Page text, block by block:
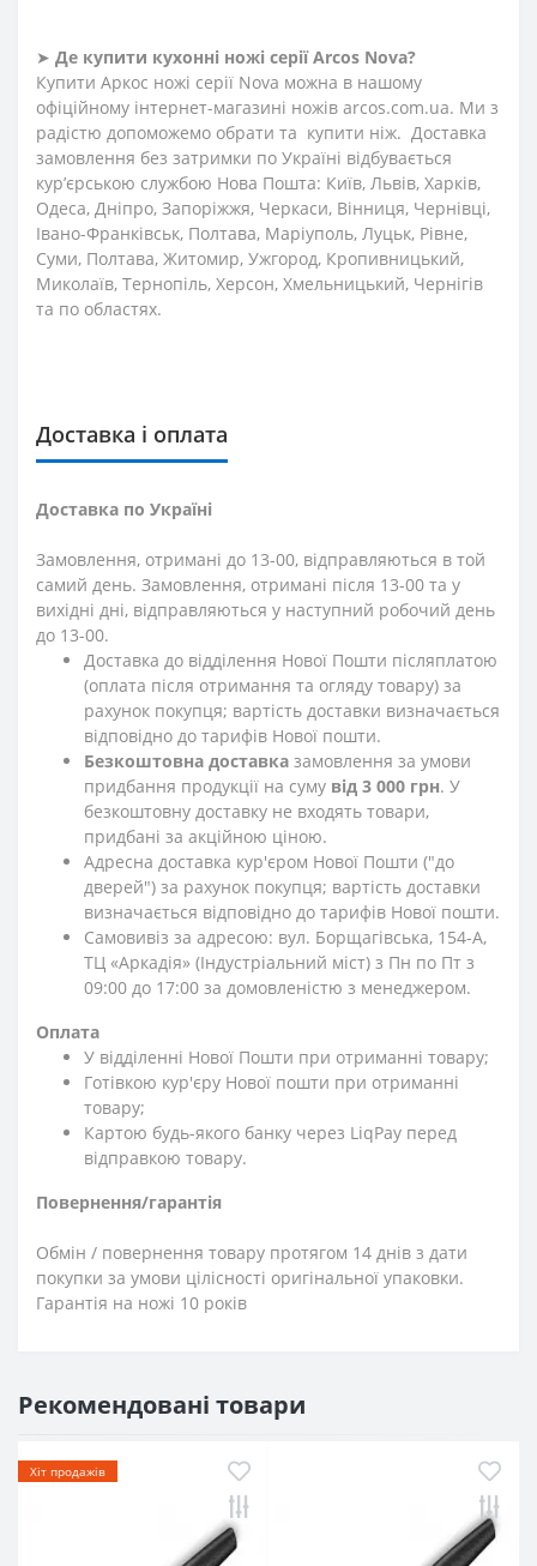
➤ Де купити кухонні ножі серіїArcos Nova?
Купити Аркос ножі серії Nova можна в нашому
офіційному інтернет-магазині ножів arcos.com.ua. Ми з
радістю допоможемо обрати та купити ніж. Доставка
замовлення без затримки по Україні відбувається
кур’єрською службою Нова Пошта: Київ, Львів, Харків,
Одеса, Дніпро, Запоріжжя, Черкаси, Вінниця, Чернівці,
Івано-Франківськ, Полтава, Маріуполь, Луцьк, Рівне,
Суми, Полтава, Житомир, Ужгород, Кропивницький,
Миколаїв, Тернопіль, Херсон, Хмельницький, Чернігів
та по областях.
Доставка і оплата
Доставка по Україні
Замовлення, отримані до 13-00, відправляються в той
самий день. Замовлення, отримані після 13-00 та у
вихідні дні, відправляються у наступний робочий день
до 13-00.
Доставка до відділення Нової Пошти післяплатою
(оплата після отримання та огляду товару) за
рахунок покупця; вартість доставки визначається
відповідно до тарифів Нової пошти.
Безкоштовна доставка замовлення за умови
придбання продукції на суму від 3 000 грн. У
безкоштовну доставку не входять товари,
придбані за акційною ціною.
Адресна доставка кур'єром Нової Пошти ("до
дверей") за рахунок покупця; вартість доставки
визначається відповідно до тарифів Нової пошти.
Самовивіз за адресою: вул. Борщагівська, 154-А,
ТЦ «Аркадія» (Індустріальний міст) з Пн по Пт з
09:00 до 17:00 за домовленістю з менеджером.
Оплата
У відділенні Нової Пошти при отриманні товару;
Готівкою кур'єру Нової пошти при отриманні
товару;
Картою будь-якого банку через LiqPay перед
відправкою товару.
Повернення/гарантія
Обмін / повернення товару протягом 14 днів з дати
покупки за умови цілісності оригінальної упаковки.
Гарантія на ножі 10 років
Рекомендовані товари
Хіт продажів